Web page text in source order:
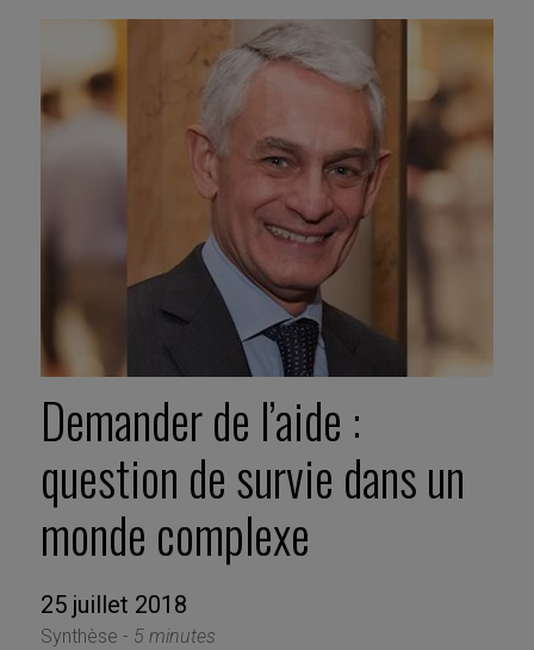
Demander de l’aide :
question de survie dans un
monde complexe
25 juillet 2018
Synthèse - 5 minutes